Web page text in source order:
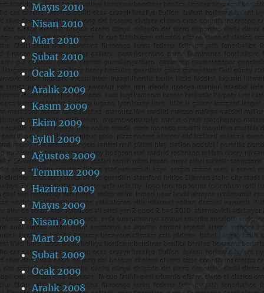
Mayıs 2010
Nisan 2010
Mart 2010
Şubat 2010
Ocak 2010
Aralık 2009
Kasım 2009
Ekim 2009
Eylül 2009
Ağustos 2009
Temmuz 2009
Haziran 2009
Mayıs 2009
Nisan 2009
Mart 2009
Şubat 2009
Ocak 2009
Aralık 2008